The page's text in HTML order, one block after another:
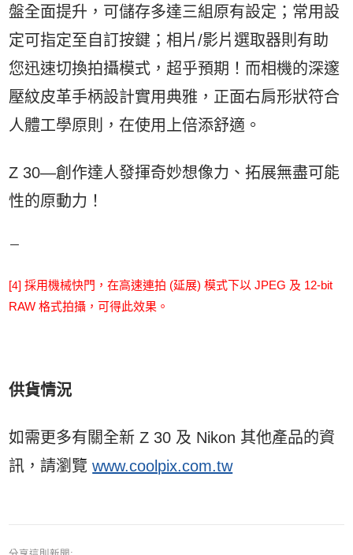
盤全面提升，可儲存多達三組原有設定；常用設
定可指定至自訂按鍵；相片/影片選取器則有助
您迅速切換拍攝模式，超乎預期！而相機的深邃
壓紋皮革手柄設計實用典雅，正面右肩形狀符合
人體工學原則，在使用上倍添舒適。
Z 30—創作達人發揮奇妙想像力、拓展無盡可能
性的原動力！
－
[4] 採用機械快門，在高速連拍 (延展) 模式下以 JPEG 及 12-bit
RAW 格式拍攝，可得此效果。
供貨情況
如需更多有關全新 Z 30 及 Nikon 其他產品的資
訊，請瀏覽www.coolpix.com.tw